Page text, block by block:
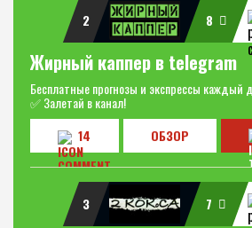
2 8
Жирный каппер в telegram
Бесплатные прогнозы и экспрессы каждый
✅ Залетай в канал!
14
ОБЗОР
3 7